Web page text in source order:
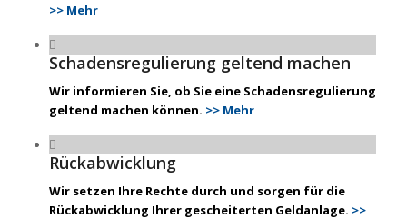
>> Mehr
Schadensregulierung geltend machen
Wir informieren Sie, ob Sie eine Schadensregulierung
geltend machen können. >> Mehr
Rückabwicklung
Wir setzen Ihre Rechte durch und sorgen für die
Rückabwicklung Ihrer gescheiterten Geldanlage. >>